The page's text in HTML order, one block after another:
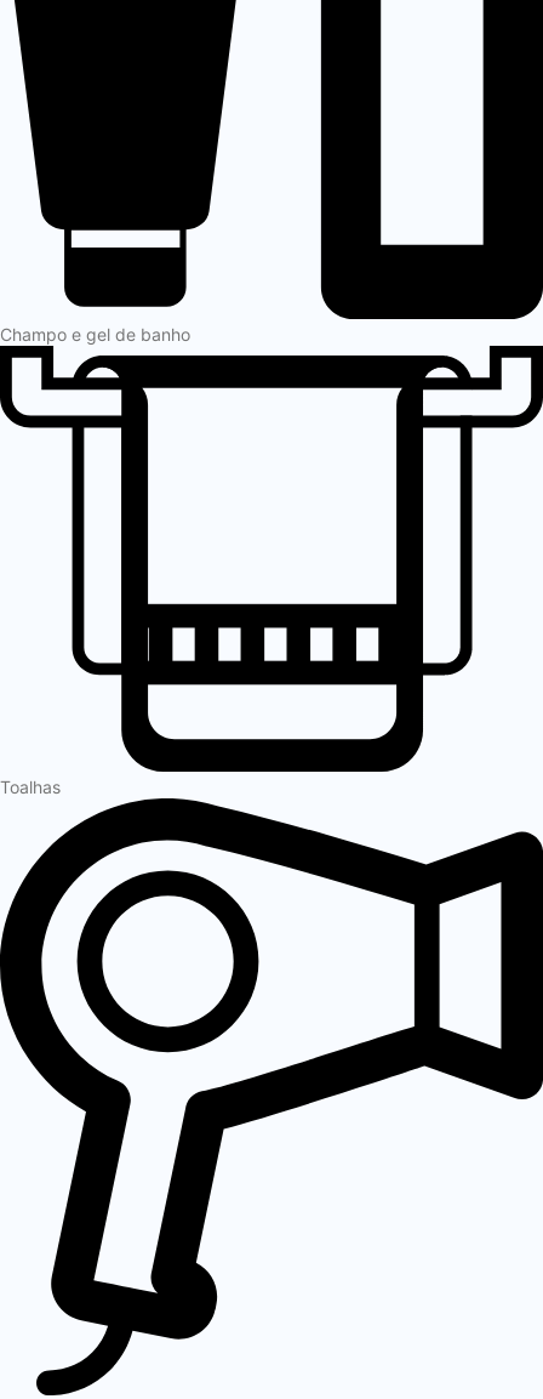
Champo e gel de banho
Toalhas